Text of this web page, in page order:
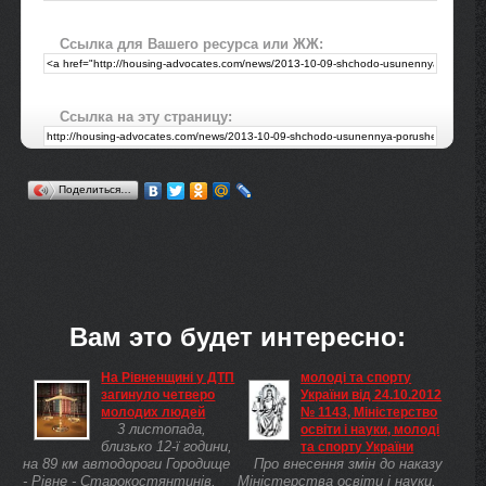
Ссылка для Вашего ресурса или ЖЖ:
Ссылка на эту страницу:
Поделиться…
Вам это будет интересно:
На Рівненщині у ДТП
загинуло четверо
молодих людей
3 листопада,
близько 12-ї години,
на 89 км автодороги Городище
- Рівне - Старокостянтинів,
молоді та спорту
України від 24.10.2012
№ 1143, Міністерство
освіти і науки, молоді
та спорту України
Про внесення змін до наказу
Міністерства освіти і науки,